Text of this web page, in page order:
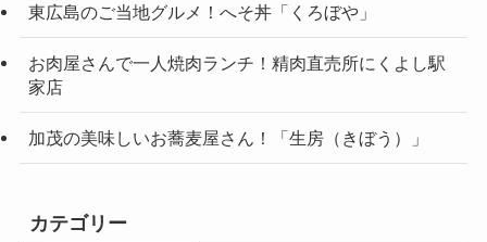
東広島のご当地グルメ！へそ丼「くろぼや」
お肉屋さんで一人焼肉ランチ！精肉直売所にくよし駅
家店
加茂の美味しいお蕎麦屋さん！「生房（きぼう）」
カテゴリー